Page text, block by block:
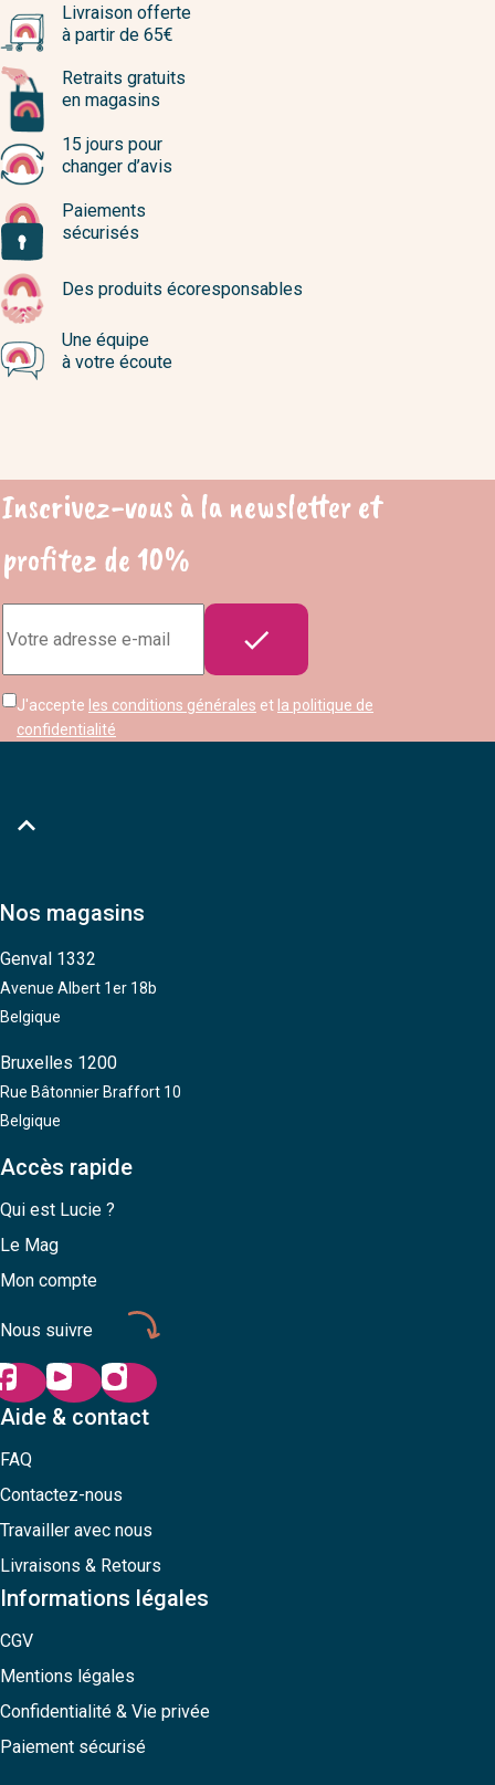
Livraison offerte
à partir de 65€
Retraits gratuits
en magasins
15 jours pour
changer d’avis
Paiements
sécurisés
Des produits écoresponsables
Une équipe
à votre écoute
Inscrivez-vous à la newsletter et
profitez de 10%
e-
mail

J'accepte les conditions générales et la politique de
confidentialité

Nos magasins
Genval 1332
Avenue Albert 1er 18b
Belgique
Bruxelles 1200
Rue Bâtonnier Braffort 10
Belgique
Accès rapide
Qui est Lucie ?
Le Mag
Mon compte
Nous suivre
Aide & contact
FAQ
Contactez-nous
Travailler avec nous
Livraisons & Retours
Informations légales
CGV
Mentions légales
Confidentialité & Vie privée
Paiement sécurisé